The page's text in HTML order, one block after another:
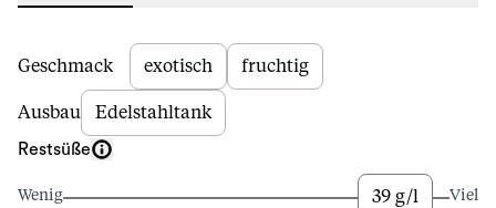
Beschreibung
Geschmack exotisch fruchtig
Ausbau Edelstahltank
Restsüße
Wenig 39 g/l Viel